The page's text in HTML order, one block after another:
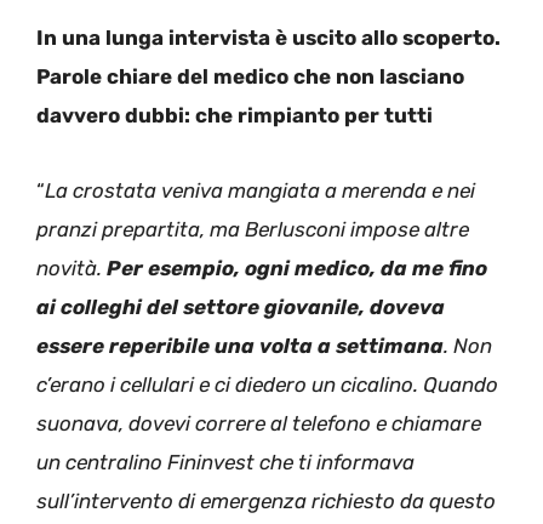
In una lunga intervista è uscito allo scoperto.
Parole chiare del medico che non lasciano
davvero dubbi: che rimpianto per tutti
“La crostata veniva mangiata a merenda e nei
pranzi prepartita, ma Berlusconi impose altre
novità. Per esempio, ogni medico, da me fino
ai colleghi del settore giovanile, doveva
essere reperibile una volta a settimana. Non
c’erano i cellulari e ci diedero un cicalino. Quando
suonava, dovevi correre al telefono e chiamare
un centralino Fininvest che ti informava
sull’intervento di emergenza richiesto da questo